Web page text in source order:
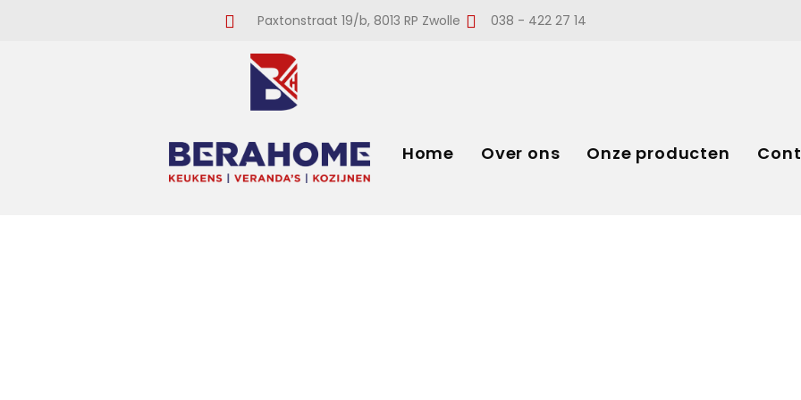
Paxtonstraat 19/b, 8013 RP Zwolle 038 - 422 27 14
Home Over ons Onze producten